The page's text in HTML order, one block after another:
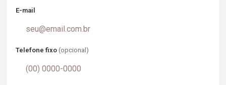
E-mail
Telefone fixo (opcional)